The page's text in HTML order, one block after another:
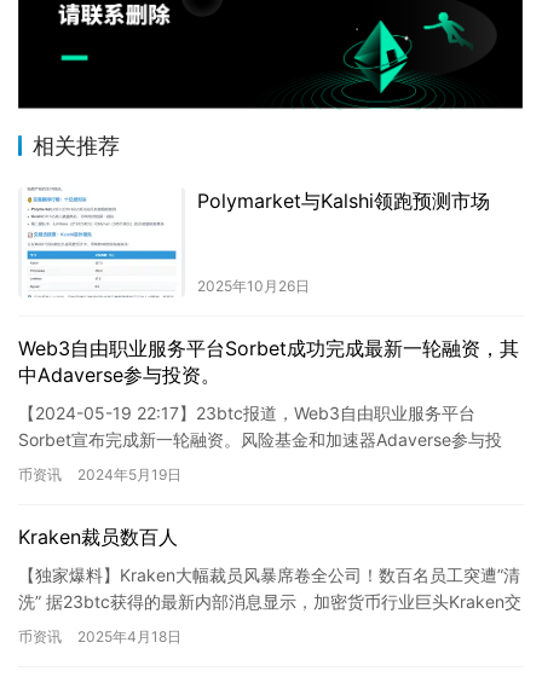
相关推荐
Polymarket与Kalshi领跑预测市场
2025年10月26日
Web3自由职业服务平台Sorbet成功完成最新一轮融资，其
中Adaverse参与投资。
【2024-05-19 22:17】23btc报道，Web3自由职业服务平台
Sorbet宣布完成新一轮融资。风险基金和加速器Adaverse参与投
资，具体金额和估值信息暂未披露。据…
币资讯 2024年5月19日
Kraken裁员数百人
【独家爆料】Kraken大幅裁员风暴席卷全公司！数百名员工突遭”清
洗” 据23btc获得的最新内部消息显示，加密货币行业巨头Kraken交
易所正在经历一场大…
币资讯 2025年4月18日